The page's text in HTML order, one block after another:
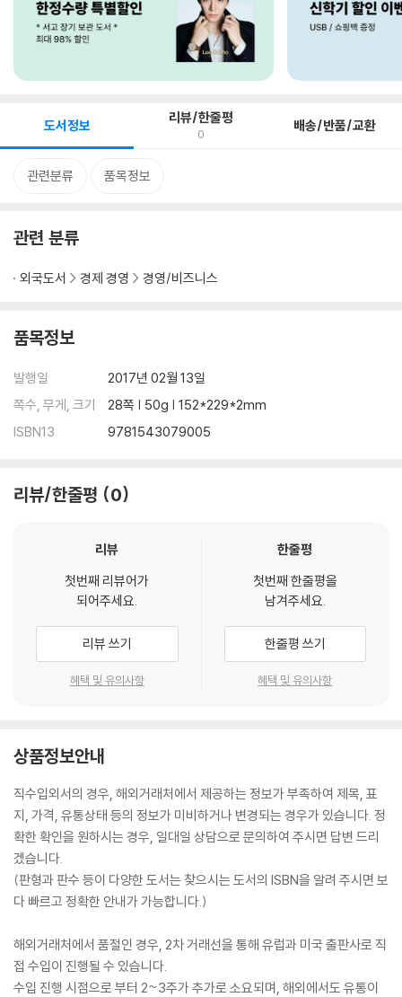
도서정보 리뷰/한줄평
0 배송/반품/교환
관련분류 품목정보
관련 분류
외국도서 경제 경영 경영/비즈니스
품목정보
발행일
2017년 02월 13일
쪽수, 무게, 크기
28쪽 | 50g | 152*229*2mm
ISBN13
9781543079005
리뷰/한줄평 0
리뷰
첫번째 리뷰어가
되어주세요.
리뷰 쓰기
혜택 및 유의사항
한줄평
첫번째 한줄평을
남겨주세요.
한줄평 쓰기
혜택 및 유의사항
상품정보안내
직수입외서의 경우, 해외거래처에서 제공하는 정보가 부족하여 제목, 표
지, 가격, 유통상태 등의 정보가 미비하거나 변경되는 경우가 있습니다. 정
확한 확인을 원하시는 경우, 일대일 상담으로 문의하여 주시면 답변 드리
겠습니다.
(판형과 판수 등이 다양한 도서는 찾으시는 도서의 ISBN을 알려 주시면 보
다 빠르고 정확한 안내가 가능합니다.)
해외거래처에서 품절인 경우, 2차 거래선을 통해 유럽과 미국 출판사로 직
접 수입이 진행될 수 있습니다.
수입 진행 시점으로 부터 2~3주가 추가로 소요되며, 해외에서도 유통이